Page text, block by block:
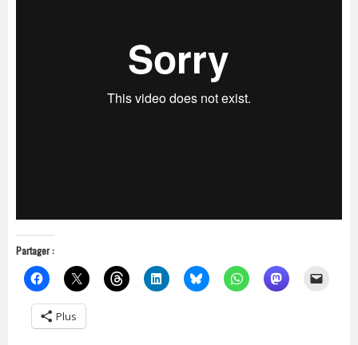
Partager :
Plus